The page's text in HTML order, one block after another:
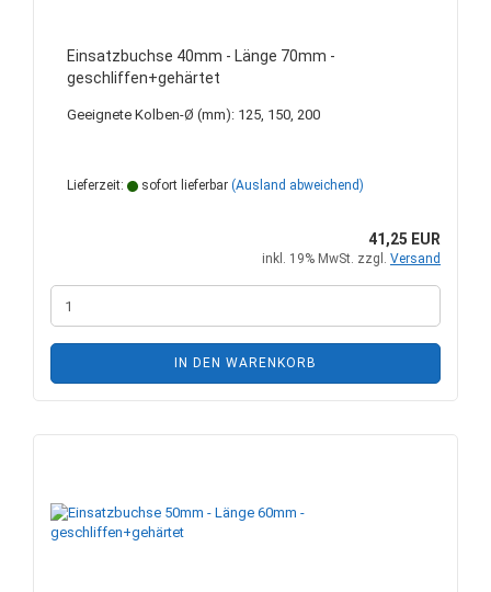
Einsatzbuchse 40mm - Länge 70mm -
geschliffen+gehärtet
Geeignete Kolben-Ø (mm): 125, 150, 200
Lieferzeit: sofort lieferbar (Ausland abweichend)
41,25 EUR
inkl. 19% MwSt. zzgl. Versand
IN DEN WARENKORB